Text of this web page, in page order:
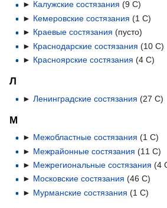
► Калужские состязания ‎(9 С)
► Кемеровские состязания ‎(1 С)
► Краевые состязания ‎(пусто)
► Краснодарские состязания ‎(10 С)
► Красноярские состязания ‎(4 С)
Л
►Ленинградские состязания ‎(27 С)
М
► Межобластные состязания ‎(1 С)
► Межрайонные состязания ‎(11 С)
► Межрегиональные состязания ‎(4
► Московские состязания ‎(46 С)
► Мурманские состязания ‎(1 С)